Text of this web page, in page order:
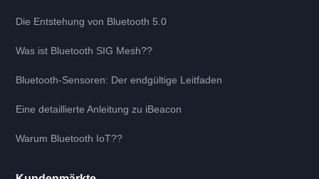
Die Entstehung von Bluetooth 5.0
Was ist Bluetooth SIG Mesh??
Bluetooth-Sensoren: Der endgültige Leitfaden
Eine detaillierte Anleitung zu iBeacon
Warum Bluetooth IoT??